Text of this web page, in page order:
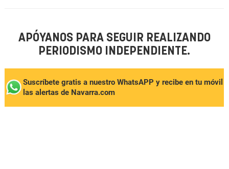
APÓYANOS PARA SEGUIR REALIZANDO
PERIODISMO INDEPENDIENTE.
Suscríbete gratis a nuestro WhatsAPP y recibe en tu móvil
las alertas de Navarra.com